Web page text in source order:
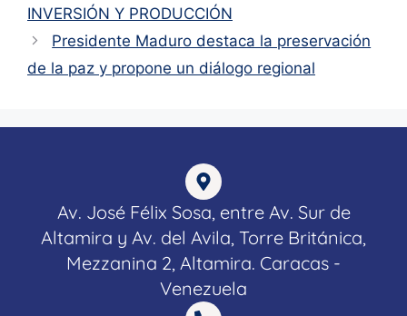
INVERSIÓN Y PRODUCCIÓN
Presidente Maduro destaca la preservación
de la paz y propone un diálogo regional
Av. José Félix Sosa, entre Av. Sur de
Altamira y Av. del Avila, Torre Británica,
Mezzanina 2, Altamira. Caracas -
Venezuela